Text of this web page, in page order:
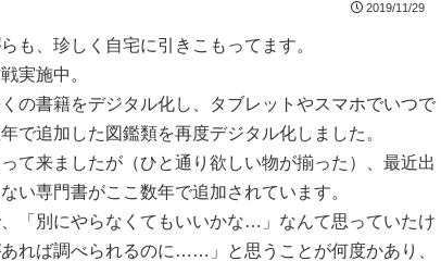
2019/11/29
も、珍しく自宅に引きこもってます。
実施中。
の書籍をデジタル化し、タブレットやスマホでいつで
で追加した図鑑類を再度デジタル化しました。
て来ましたが（ひと通り欲しい物が揃った）、最近出
い専門書がここ数年で追加されています。
「別にやらなくてもいいかな…」なんて思っていたけ
れば調べられるのに……」と思うことが何度かあり、